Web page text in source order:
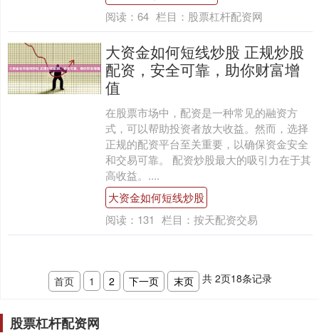
阅读： 64 栏目： 股票杠杆配资网
大资金如何短线炒股 正规炒股
配资，安全可靠，助你财富增
值
在股票市场中，配资是一种常见的融资方
式，可以帮助投资者放大收益。然而，选择
正规的配资平台至关重要，以确保资金安全
和交易可靠。 配资炒股最大的吸引力在于其
高收益。....
大资金如何短线炒股
阅读： 131 栏目： 按天配资交易
首页 1 2 下一页 末页 共 2页18条记录
股票杠杆配资网